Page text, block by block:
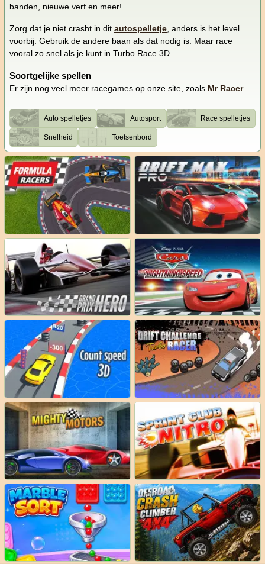
banden, nieuwe verf en meer!
Zorg dat je niet crasht in dit autospelletje, anders is het level
voorbij. Gebruik de andere baan als dat nodig is. Maar race
vooral zo snel als je kunt in Turbo Race 3D.
Soortgelijke spellen
Er zijn nog veel meer racegames op onze site, zoals Mr Racer.
Auto spelletjes Autosport Race spelletjes
Snelheid Toetsenbord